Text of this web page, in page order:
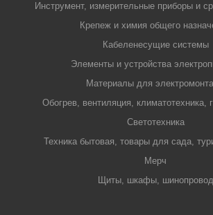
Инструмент, измерительные приборы и
Крепеж и химия общего
Кабеленесущие системы
Элементы и устройства
Материалы для
Обогрев, вентиляция, климатотехника,
Светотехника
Техника бытовая, товары для сада,
Мерч
Щиты, шкафы, шинопровод